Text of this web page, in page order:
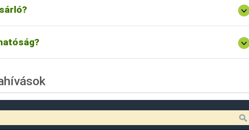
Amennyiben nem megfelelő a vállalkozói intézkedés, akkor a
azt.